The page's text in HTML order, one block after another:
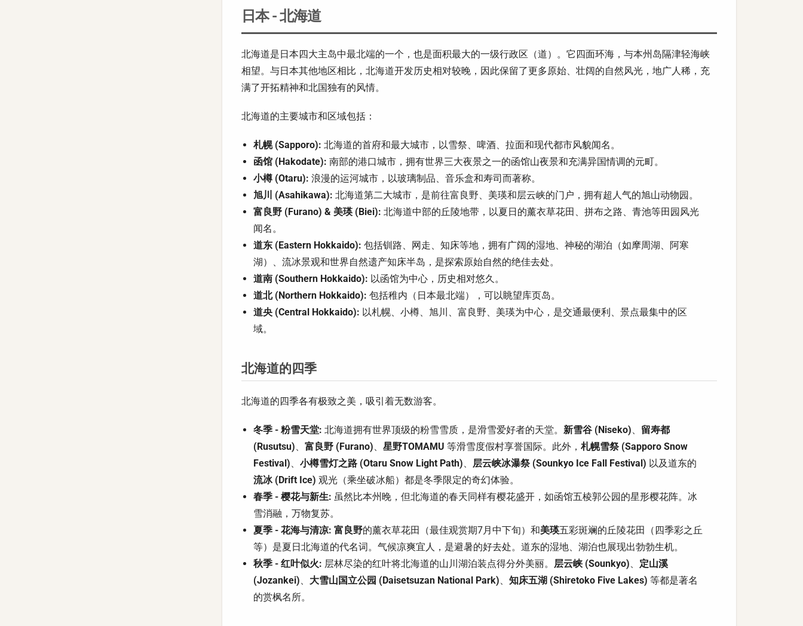
日本 - 北海道
北海道是日本四大主岛中最北端的一个，也是面积最大的一级行政区（道）。它四面环海，与本州岛隔津轻海峡
相望。与日本其他地区相比，北海道开发历史相对较晚，因此保留了更多原始、壮阔的自然风光，地广人稀，充
满了开拓精神和北国独有的风情。
北海道的主要城市和区域包括：
札幌 (Sapporo): 北海道的首府和最大城市，以雪祭、啤酒、拉面和现代都市风貌闻名。
函馆 (Hakodate): 南部的港口城市，拥有世界三大夜景之一的函馆山夜景和充满异国情调的元町。
小樽 (Otaru): 浪漫的运河城市，以玻璃制品、音乐盒和寿司而著称。
旭川 (Asahikawa): 北海道第二大城市，是前往富良野、美瑛和层云峡的门户，拥有超人气的旭山动物园。
富良野 (Furano) & 美瑛 (Biei): 北海道中部的丘陵地带，以夏日的薰衣草花田、拼布之路、青池等田园风光
闻名。
道东 (Eastern Hokkaido): 包括钏路、网走、知床等地，拥有广阔的湿地、神秘的湖泊（如摩周湖、阿寒
湖）、流冰景观和世界自然遗产知床半岛，是探索原始自然的绝佳去处。
道南 (Southern Hokkaido): 以函馆为中心，历史相对悠久。
道北 (Northern Hokkaido): 包括稚内（日本最北端），可以眺望库页岛。
道央 (Central Hokkaido): 以札幌、小樽、旭川、富良野、美瑛为中心，是交通最便利、景点最集中的区
域。
北海道的四季
北海道的四季各有极致之美，吸引着无数游客。
冬季 - 粉雪天堂: 北海道拥有世界顶级的粉雪雪质，是滑雪爱好者的天堂。 新雪谷 (Niseko)、 留寿都
(Rusutsu)、 富良野 (Furano)、 星野TOMAMU 等滑雪度假村享誉国际。此外， 札幌雪祭 (Sapporo Snow
Festival)、 小樽雪灯之路 (Otaru Snow Light Path)、 层云峡冰瀑祭 (Sounkyo Ice Fall Festival) 以及道东的
流冰 (Drift Ice) 观光（乘坐破冰船）都是冬季限定的奇幻体验。
春季 - 樱花与新生: 虽然比本州晚，但北海道的春天同样有樱花盛开，如函馆五棱郭公园的星形樱花阵。冰
雪消融，万物复苏。
夏季 - 花海与清凉: 富良野的薰衣草花田（最佳观赏期7月中下旬）和美瑛五彩斑斓的丘陵花田（四季彩之丘
等）是夏日北海道的代名词。气候凉爽宜人，是避暑的好去处。道东的湿地、湖泊也展现出勃勃生机。
秋季 - 红叶似火: 层林尽染的红叶将北海道的山川湖泊装点得分外美丽。 层云峡 (Sounkyo)、 定山溪
(Jozankei)、 大雪山国立公园 (Daisetsuzan National Park)、 知床五湖 (Shiretoko Five Lakes) 等都是著名
的赏枫名所。